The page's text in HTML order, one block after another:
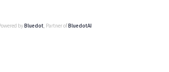
byBluedot, Partner ofBluedotAI